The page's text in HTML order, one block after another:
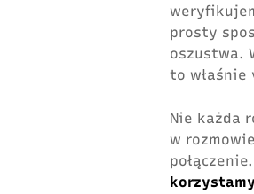
prosty
oszustwa.
to właśnie
Nie każda
w